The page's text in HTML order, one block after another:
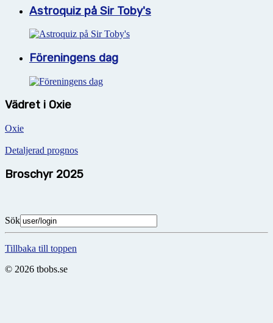
Astroquiz på Sir Toby's
Föreningens dag
Vädret i Oxie
Oxie
Detaljerad prognos
Broschyr 2025
Sök
Tillbaka till toppen
© 2026 tbobs.se